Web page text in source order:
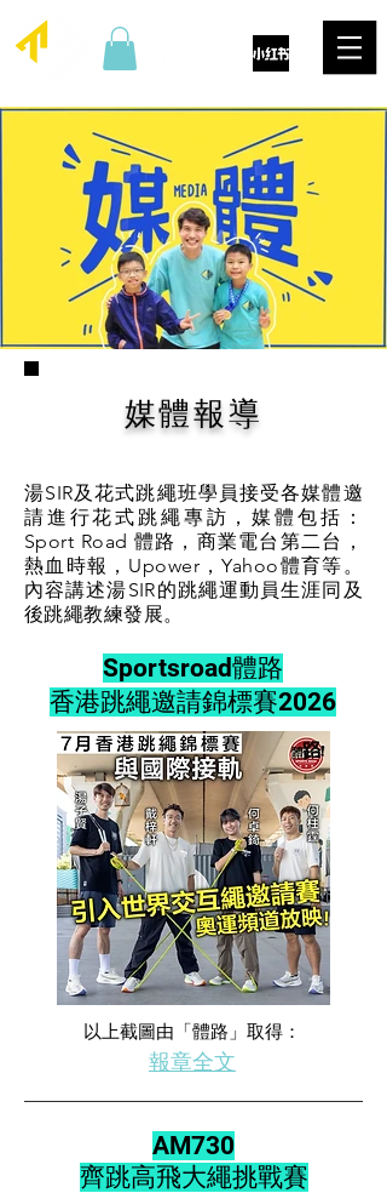
媒體報導
湯SIR及花式跳繩班學員接受各媒體邀
請進行花式跳繩專訪，媒體包括：
Sport Road 體路，商業電台第二台，
熱血時報，Upower，Yahoo體育等。
內容講述湯SIR的跳繩運動員生涯同及
後跳繩教練發展。
Sportsroad體路
香港跳繩邀請錦標賽2026
​以上截圖由「體路」取得：
​報章全文
AM730
齊跳高飛大繩挑戰賽